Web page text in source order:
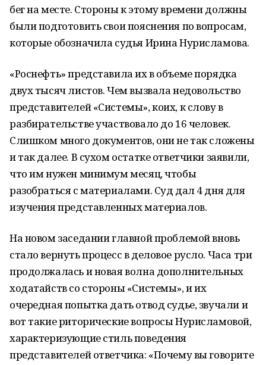
бег на месте. Стороны к этому времени должны
были подготовить свои пояснения по вопросам,
которые обозначила судья Ирина Нурисламова.
«Роснефть» представила их в объеме порядка
двух тысяч листов. Чем вызвала недовольство
представителей «Системы», коих, к слову в
разбирательстве участвовало до 16 человек.
Слишком много документов, они не так сложены
и так далее. В сухом остатке ответчики заявили,
что им нужен минимум месяц, чтобы
разобраться с материалами. Суд дал 4 дня для
изучения представленных материалов.
На новом заседании главной проблемой вновь
стало вернуть процесс в деловое русло. Часа три
продолжалась и новая волна дополнительных
ходатайств со стороны «Системы», и их
очередная попытка дать отвод судье, звучали и
вот такие риторические вопросы Нурисламовой,
характеризующие стиль поведения
представителей ответчика: «Почему вы говорите